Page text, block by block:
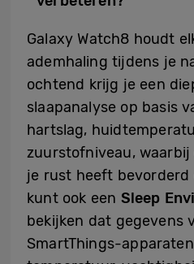
Galaxy Watch8 houdt
ademhaling tijdens je
ochtend krijg je een
slaapanalyse op basis
hartslag,
zuurstofniveau,
je rust heeft bevorderd
kunt ook een Sleep
bekijken dat gegevens
SmartThings-